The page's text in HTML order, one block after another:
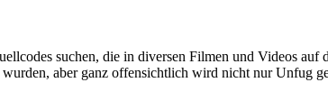
suchen, die in diversen Filmen und Videos
aber ganz offensichtlich wird nicht nur Unfug